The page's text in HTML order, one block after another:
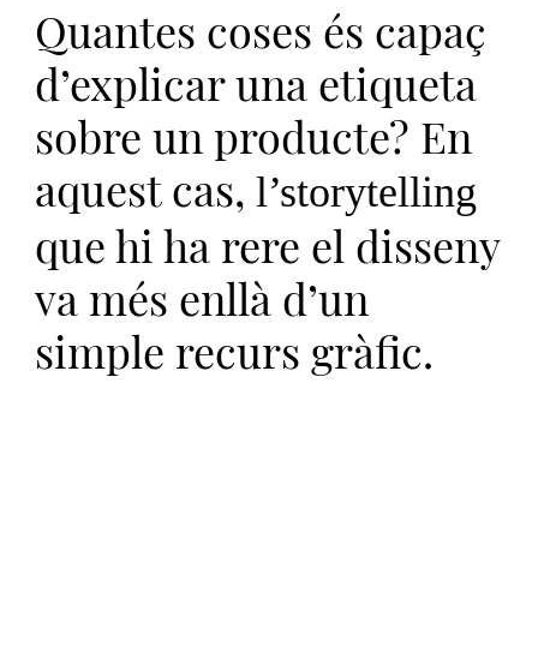
Quantes coses és capaç
d’explicar una etiqueta
sobre un producte? En
aquest cas, l’storytelling
que hi ha rere el disseny
va més enllà d’un
simple recurs gràfic.